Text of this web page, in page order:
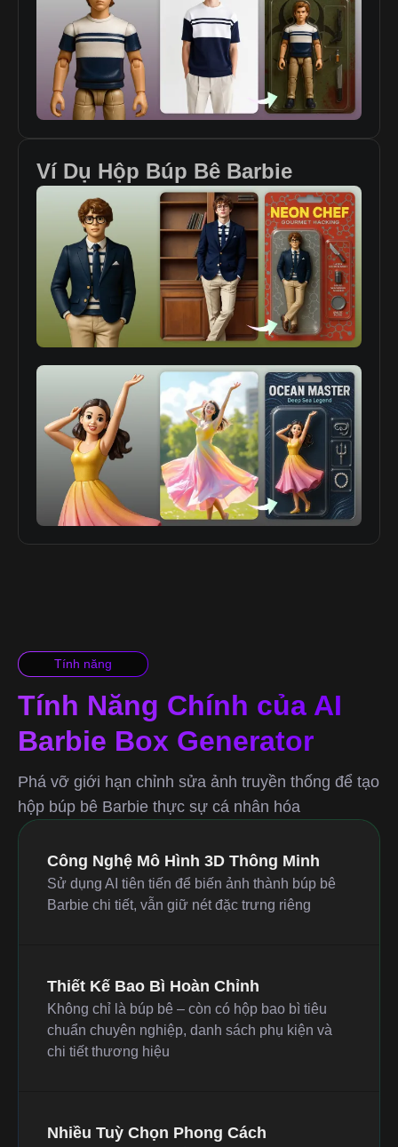
Ví Dụ Hộp Búp Bê Barbie
Tính năng
Tính Năng Chính của AI
Barbie Box Generator
Phá vỡ giới hạn chỉnh sửa ảnh truyền thống để tạo
hộp búp bê Barbie thực sự cá nhân hóa
Công Nghệ Mô Hình 3D Thông Minh
Sử dụng AI tiên tiến để biến ảnh thành búp bê
Barbie chi tiết, vẫn giữ nét đặc trưng riêng
Thiết Kế Bao Bì Hoàn Chỉnh
Không chỉ là búp bê – còn có hộp bao bì tiêu
chuẩn chuyên nghiệp, danh sách phụ kiện và
chi tiết thương hiệu
Nhiều Tuỳ Chọn Phong Cách